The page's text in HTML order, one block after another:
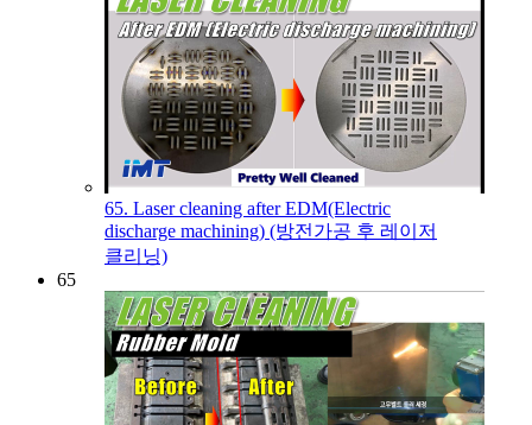
65. Laser cleaning after EDM(Electric
discharge machining) (방전가공 후 레이저
클리닝)
65